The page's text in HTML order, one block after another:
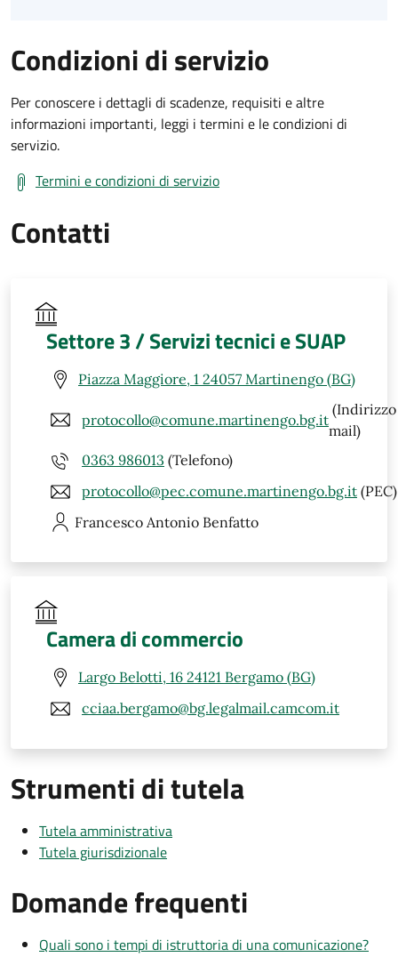
Condizioni di servizio
Per conoscere i dettagli di scadenze, requisiti e altre
informazioni importanti, leggi i termini e le condizioni di
servizio.
Termini e condizioni di servizio
Contatti
Settore 3 / Servizi tecnici e SUAP
Piazza Maggiore, 1 24057 Martinengo (BG)
protocollo@comune.martinengo.bg.it
(Indirizzo
mail)
0363 986013 (Telefono)
protocollo@pec.comune.martinengo.bg.it (PEC)
Francesco Antonio Benfatto
Camera di commercio
Largo Belotti, 16 24121 Bergamo (BG)
cciaa.bergamo@bg.legalmail.camcom.it
Strumenti di tutela
Tutela amministrativa
Tutela giurisdizionale
Domande frequenti
Quali sono i tempi di istruttoria di una comunicazione?